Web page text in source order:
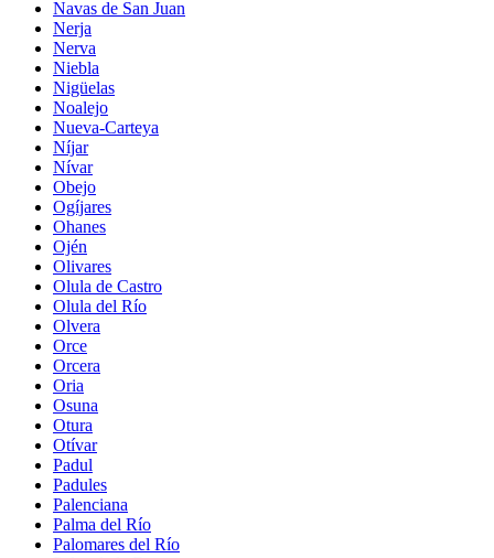
Navas de San Juan
Nerja
Nerva
Niebla
Nigüelas
Noalejo
Nueva-Carteya
Níjar
Nívar
Obejo
Ogíjares
Ohanes
Ojén
Olivares
Olula de Castro
Olula del Río
Olvera
Orce
Orcera
Oria
Osuna
Otura
Otívar
Padul
Padules
Palenciana
Palma del Río
Palomares del Río